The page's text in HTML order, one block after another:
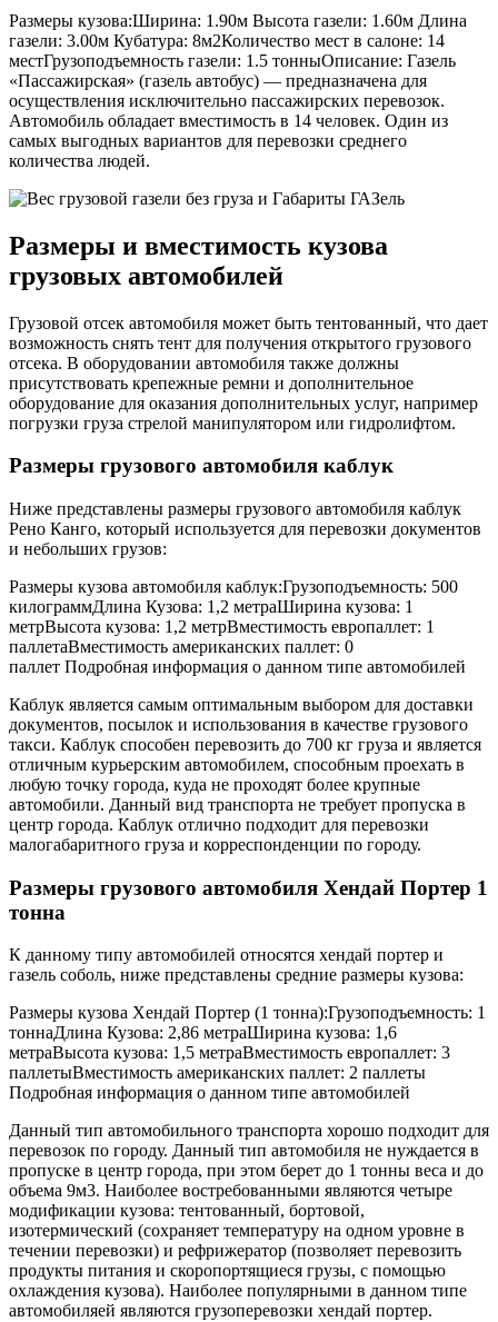
Размеры кузова:Ширина: 1.90м Высота газели: 1.60м Длина
газели: 3.00м Кубатура: 8м2Количество мест в салоне: 14
местГрузоподъемность газели: 1.5 тонныОписание: Газель
«Пассажирская» (газель автобус) — предназначена для
осуществления исключительно пассажирских перевозок.
Автомобиль обладает вместимость в 14 человек. Один из
самых выгодных вариантов для перевозки среднего
количества людей.
Размеры и вместимость кузова
грузовых автомобилей
Грузовой отсек автомобиля может быть тентованный, что дает
возможность снять тент для получения открытого грузового
отсека. В оборудовании автомобиля также должны
присутствовать крепежные ремни и дополнительное
оборудование для оказания дополнительных услуг, например
погрузки груза стрелой манипулятором или гидролифтом.
Размеры грузового автомобиля каблук
Ниже представлены размеры грузового автомобиля каблук
Рено Канго, который используется для перевозки документов
и небольших грузов:
Размеры кузова автомобиля каблук:Грузоподъемность: 500
килограммДлина Кузова: 1,2 метраШирина кузова: 1
метрВысота кузова: 1,2 метрВместимость европаллет: 1
паллетаВместимость американских паллет: 0
паллет Подробная информация о данном типе автомобилей
Каблук является самым оптимальным выбором для доставки
документов, посылок и использования в качестве грузового
такси. Каблук способен перевозить до 700 кг груза и является
отличным курьерским автомобилем, способным проехать в
любую точку города, куда не проходят более крупные
автомобили. Данный вид транспорта не требует пропуска в
центр города. Каблук отлично подходит для перевозки
малогабаритного груза и корреспонденции по городу.
Размеры грузового автомобиля Хендай Портер 1
тонна
К данному типу автомобилей относятся хендай портер и
газель соболь, ниже представлены средние размеры кузова:
Размеры кузова Хендай Портер (1 тонна):Грузоподъемность: 1
тоннаДлина Кузова: 2,86 метраШирина кузова: 1,6
метраВысота кузова: 1,5 метраВместимость европаллет: 3
паллетыВместимость американских паллет: 2 паллеты
Подробная информация о данном типе автомобилей
Данный тип автомобильного транспорта хорошо подходит для
перевозок по городу. Данный тип автомобиля не нуждается в
пропуске в центр города, при этом берет до 1 тонны веса и до
объема 9м3. Наиболее востребованными являются четыре
модификации кузова: тентованный, бортовой,
изотермический (сохраняет температуру на одном уровне в
течении перевозки) и рефрижератор (позволяет перевозить
продукты питания и скоропортящиеся грузы, с помощью
охлаждения кузова). Наиболее популярными в данном типе
автомобиляей являются грузоперевозки хендай портер.